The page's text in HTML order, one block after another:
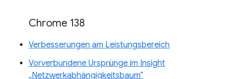
Chrome 138
Verbesserungen am Leistungsbereich
Vorverbundene Ursprünge im Insight
„Netzwerkabhängigkeitsbaum“